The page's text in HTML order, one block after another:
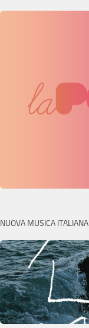
NUOVA MUSICA ITALIANA